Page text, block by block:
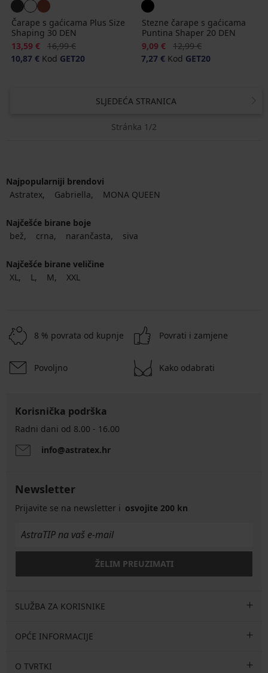
Čarape s gaćicama Plus Size
Shaping 30 DEN
Popust
13,59 € Prvobitna cijena
16,99 €
10,87 € Kod GET20
Stezne čarape s gaćicama
Puntina Shaper 20 DEN
Popust
9,09 € Prvobitna cijena
12,99 €
7,27 € Kod GET20
SLJEDEĆA STRANICA
Stránka 1/2
Najpopularniji brendovi
Astratex
Gabriella MONA QUEEN
Najčešće birane boje
bež
crna narančasta siva
Najčešće birane veličine
XL
L M XXL
8 % povrata od kupnje Povrati i zamjene
Povoljno Kako odabrati
Korisnička podrška
Radni dani od 8.00 - 16.00
info@astratex.hr
Newsletter
Prijavite se na newsletter i osvojite 200 kn
ŽELIM PREUZIMATI
SLUŽBA ZA KORISNIKE
OPĆE INFORMACIJE
O TVRTKI